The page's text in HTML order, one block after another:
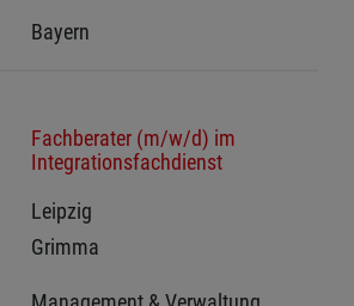
Bayern
Fachberater (m/w/d) im
Integrationsfachdienst
Leipzig
Grimma